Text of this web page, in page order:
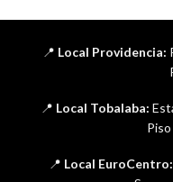
📍 Local Providencia:
📍 Local Tobalaba:
📍 Local EuroCentro: